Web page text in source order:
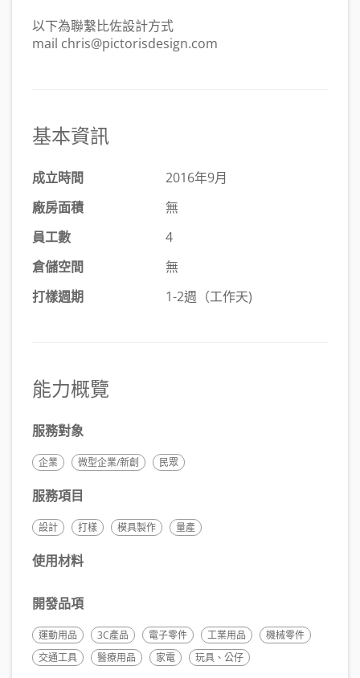
以下為聯繫比佐設計方式
mail chris@pictorisdesign.com
基本資訊
成立時間
2016年9月
廠房面積
無
員工數
4
倉儲空間
無
打樣週期
1-2週（工作天)
能力概覽
服務對象
企業 微型企業/新創 民眾
服務項目
設計 打樣 模具製作 量產
使用材料
開發品項
運動用品 3C產品 電子零件 工業用品
機械零件
交通工具
醫療用品 家電 玩具、公仔